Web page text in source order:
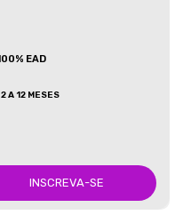
EAD
2 A 12 MESES
INSCREVA-SE